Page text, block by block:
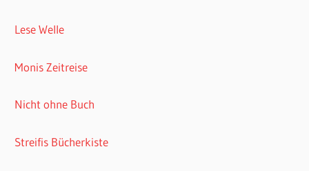
Lese Welle
Monis Zeitreise
Nicht ohne Buch
Streifis Bücherkiste